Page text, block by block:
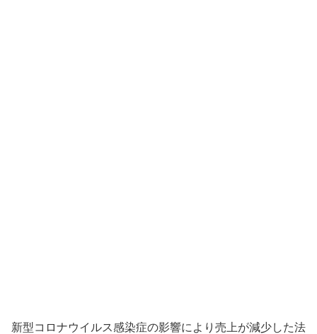
新型コロナウイルス感染症の影響により売上が減少した法